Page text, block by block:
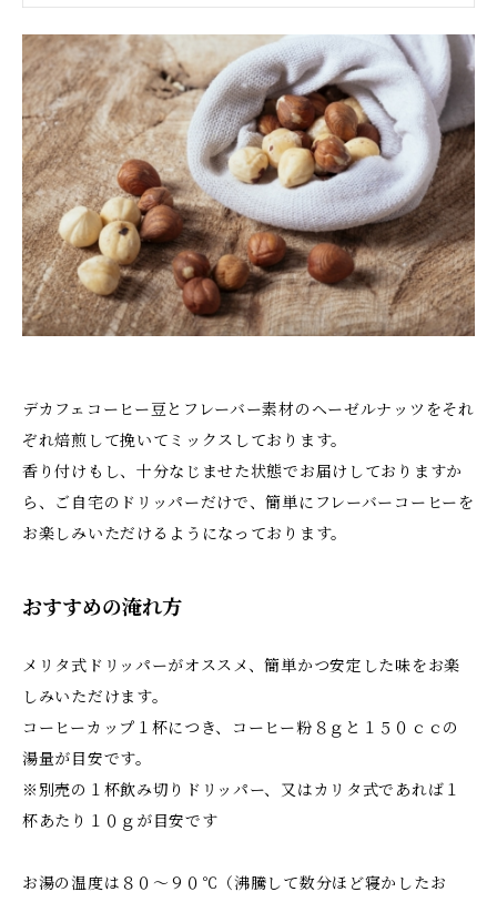
デカフェコーヒー豆とフレーバー素材のヘーゼルナッツをそれ
ぞれ焙煎して挽いてミックスしております。
香り付けもし、十分なじませた状態でお届けしておりますか
ら、ご自宅のドリッパーだけで、簡単にフレーバーコーヒーを
お楽しみいただけるようになっております。
おすすめの淹れ方
メリタ式ドリッパーがオススメ、簡単かつ安定した味をお楽
しみいただけます。
コーヒーカップ１杯につき、コーヒー粉８ｇと１５０ｃｃの
湯量が目安です。
※別売の１杯飲み切りドリッパー、又はカリタ式であれば１
杯あたり１０ｇが目安です
お湯の温度は８０～９０℃（沸騰して数分ほど寝かしたお